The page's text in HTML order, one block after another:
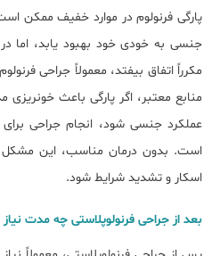
پارگی فرنولوم در موارد خفیف ممکن
جنسی به خودی خود بهبود یابد، اما
مکرراً اتفاق بیفتد، معمولاً جراحی
منابع معتبر، اگر پارگی باعث
عملکرد جنسی شود، انجام جراحی
است. بدون درمان مناسب، این مشکل
اسکار و تشدید شرایط شود.
بعد از جراحی فرنولوپلاستی چه مدت